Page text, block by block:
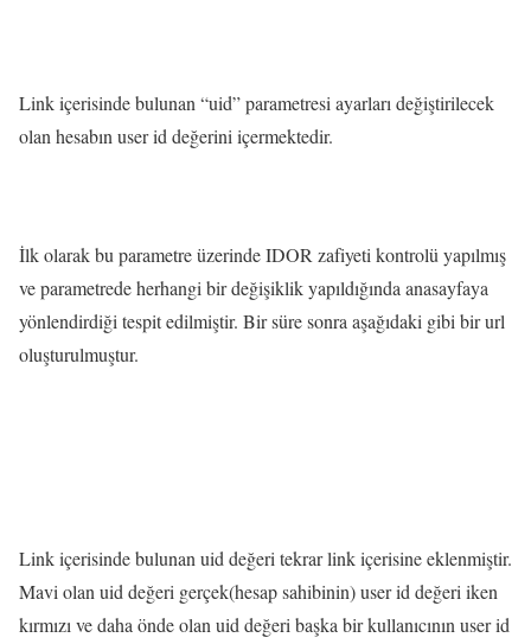
Link içerisinde bulunan “uid” parametresi ayarları değiştirilecek
olan hesabın user id değerini içermektedir.
İlk olarak bu parametre üzerinde IDOR zafiyeti kontrolü yapılmış
ve parametrede herhangi bir değişiklik yapıldığında anasayfaya
yönlendirdiği tespit edilmiştir. Bir süre sonra aşağıdaki gibi bir url
oluşturulmuştur.
Link içerisinde bulunan uid değeri tekrar link içerisine eklenmiştir.
Mavi olan uid değeri gerçek(hesap sahibinin) user id değeri iken
kırmızı ve daha önde olan uid değeri başka bir kullanıcının user id